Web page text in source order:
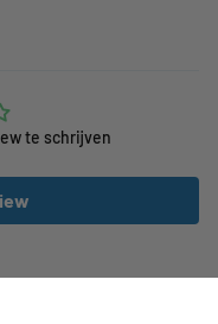
te schrijven